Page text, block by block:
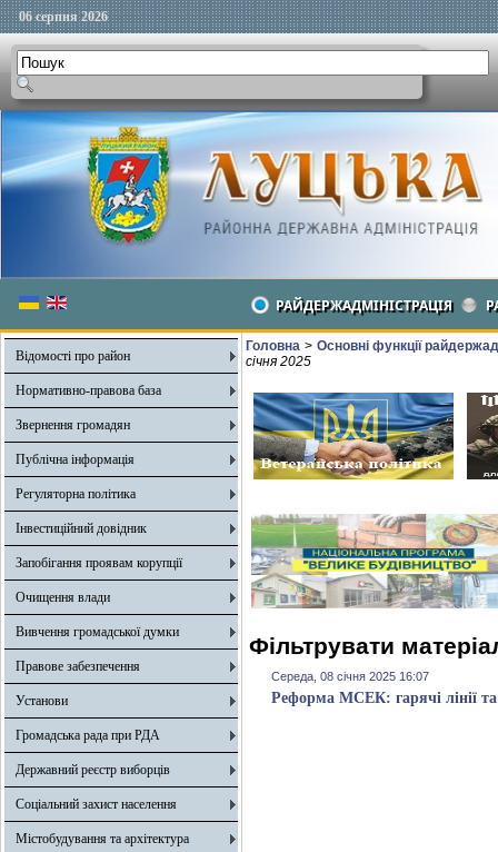
06 серпня 2026
РАЙДЕРЖАДМІНІСТРАЦІЯ
Відомості про район
Нормативно-правова база
Звернення громадян
Публічна інформація
Регуляторна політика
Інвестиційний довідник
Запобігання проявам корупції
Очищення влади
Вивчення громадської думки
Правове забезпечення
Установи
Громадська рада при РДА
Державний реєстр виборців
Соціальний захист населення
Містобудування та архітектура
Головна > Основні функції
січня 2025
Фільтрувати
Середа, 08 січня 2025 16:07
Реформа МСЕК: гарячі лінії